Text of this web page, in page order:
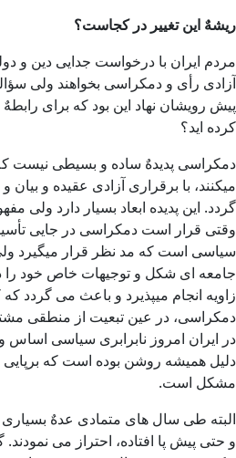
ریشهٌ این تغییر در كجاست؟
مردم ایران با درخواست جدایی دین و
آزادی رأی و دمكراسی بخواهند ولی
پیش رویشان نهاد این بود كه برای
كرده اید؟
دمكراسی پدیدهٌ ساده و بسیطی نیست
میكنند، با برقراری آزادی عقیده و بیان و
گردد. این پدیده ابعاد بسیار دارد ولی
وقتی قرار است دمكراسی در جایی
سیاسی است كه مد نظر قرار میگیرد ولی
جامعه ای شكل و توجیهات خاص خود را
زاویه انجام میپذیرد و باعث می گردد
دمكراسی، در عین تبعیت از منطقی
در ایران امروز نابرابری سیاسی اساس
دلیل همیشه روشن بوده است كه
مشكل است.
البته طی سال های متمادی عدهٌ
و حتی پیش پا افتاده، احتراز می